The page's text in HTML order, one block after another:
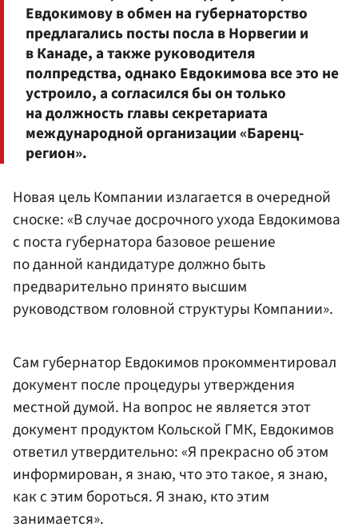
Евдокимову в обмен на губернаторство
предлагались посты посла в Норвегии и
в Канаде, а также руководителя
полпредства, однако Евдокимова все это не
устроило, а согласился бы он только
на должность главы секретариата
международной организации «Баренц-
регион».
Новая цель Компании излагается в очередной
сноске: «В случае досрочного ухода Евдокимова
с поста губернатора базовое решение
по данной кандидатуре должно быть
предварительно принято высшим
руководством головной структуры Компании».
Сам губернатор Евдокимов прокомментировал
документ после процедуры утверждения
местной думой. На вопрос не является этот
документ продуктом Кольской ГМК, Евдокимов
ответил утвердительно: «Я прекрасно об этом
информирован, я знаю, что это такое, я знаю,
как с этим бороться. Я знаю, кто этим
занимается».